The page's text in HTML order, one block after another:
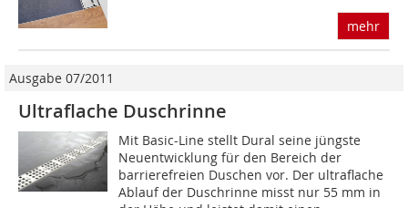
mehr
Ausgabe 07/2011
Ultraflache Duschrinne
Mit Basic-Line stellt Dural seine jüngste
Neuentwicklung für den Bereich der
barrierefreien Duschen vor. Der ultraflache
Ablauf der Duschrinne misst nur 55 mm in